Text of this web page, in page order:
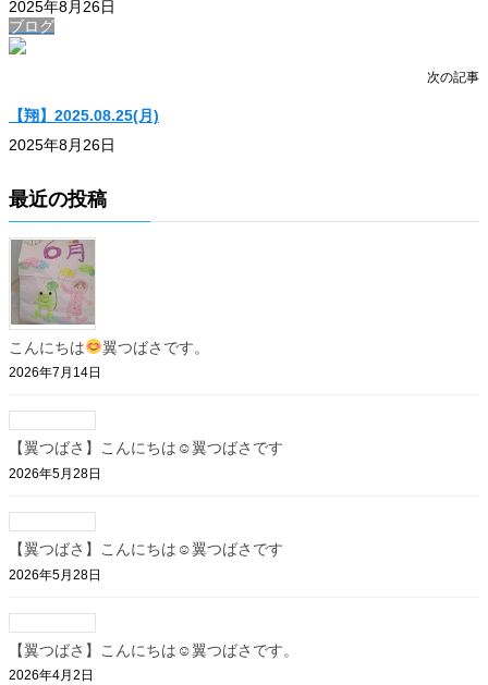
2025年8月26日
ブログ
次の記事
【翔】2025.08.25(月)
2025年8月26日
最近の投稿
こんにちは 翼つばさです。
2026年7月14日
【翼つばさ】こんにちは☺翼つばさです
2026年5月28日
【翼つばさ】こんにちは☺翼つばさです
2026年5月28日
【翼つばさ】こんにちは☺翼つばさです。
2026年4月2日